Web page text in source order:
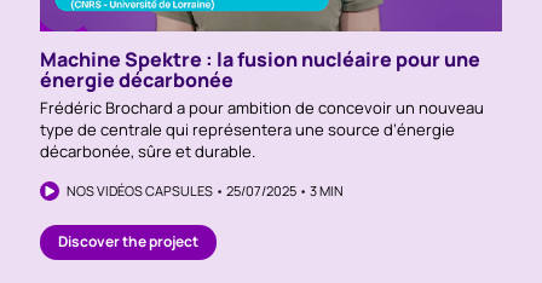
Machine Spektre : la fusion nucléaire pour une
énergie décarbonée
Frédéric Brochard a pour ambition de concevoir un nouveau
type de centrale qui représentera une source d’énergie
décarbonée, sûre et durable.
NOS VIDÉOS CAPSULES • 25/07/2025 • 3 MIN
Discover the project